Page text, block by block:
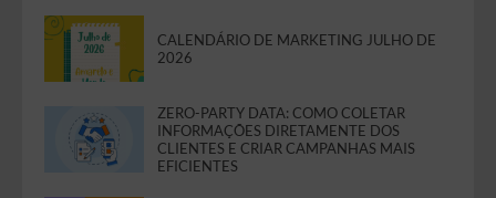
CALENDÁRIO DE MARKETING JULHO DE
2026
ZERO-PARTY DATA: COMO COLETAR
INFORMAÇÕES DIRETAMENTE DOS
CLIENTES E CRIAR CAMPANHAS MAIS
EFICIENTES